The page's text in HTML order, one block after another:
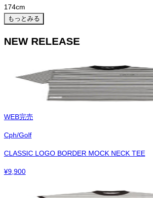
174cm
もっとみる
NEW RELEASE
WEB完売
Cph/Golf
CLASSIC LOGO BORDER MOCK NECK TEE
¥9,900